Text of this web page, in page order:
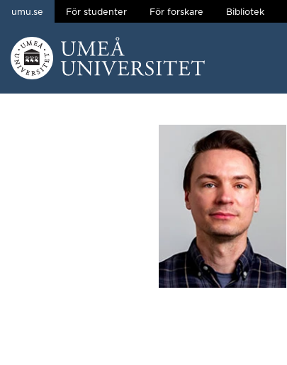
Hoppa direkt till innehållet
umu.se För studenter För forskare Bibliotek